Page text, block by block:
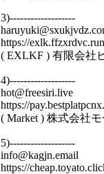
3)-------------------
https://
( EXLKF ) 有限会社
4)-------------------
hot@freesiri.live
https://
( Market ) 株式会社
5)-------------------
info@kagjn.email
https://